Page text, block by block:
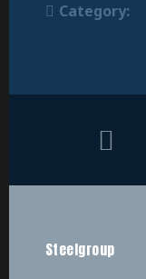
Category:
Steelgroup